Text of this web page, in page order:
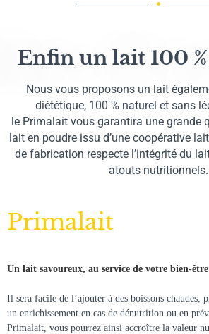
Enfin un lait 100
Nous vous proposons un lait
diététique, 100 % naturel et sans
le Primalait vous garantira une grande
lait en poudre issu d’une coopérative
de fabrication respecte l’intégrité du
atouts nutritionnels.
Primalait
Un lait savoureux, au service de votre bien-être
Il sera facile de l’ajouter à des boissons chaudes,
un enrichissement en cas de dénutrition ou en
Primalait, vous pourrez ainsi accroître la valeur